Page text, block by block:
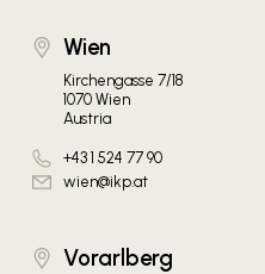
Wien
Kirchengasse 7/18
1070 Wien
Austria
+43 1 524 77 90
wien@ikp.at
Vorarlberg